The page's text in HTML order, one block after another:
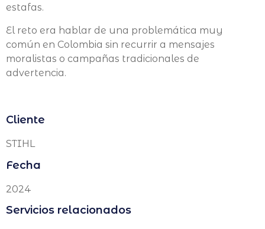
estafas.
El reto era hablar de una problemática muy
común en Colombia sin recurrir a mensajes
moralistas o campañas tradicionales de
advertencia.
Cliente
STIHL
Fecha
2024
Servicios relacionados